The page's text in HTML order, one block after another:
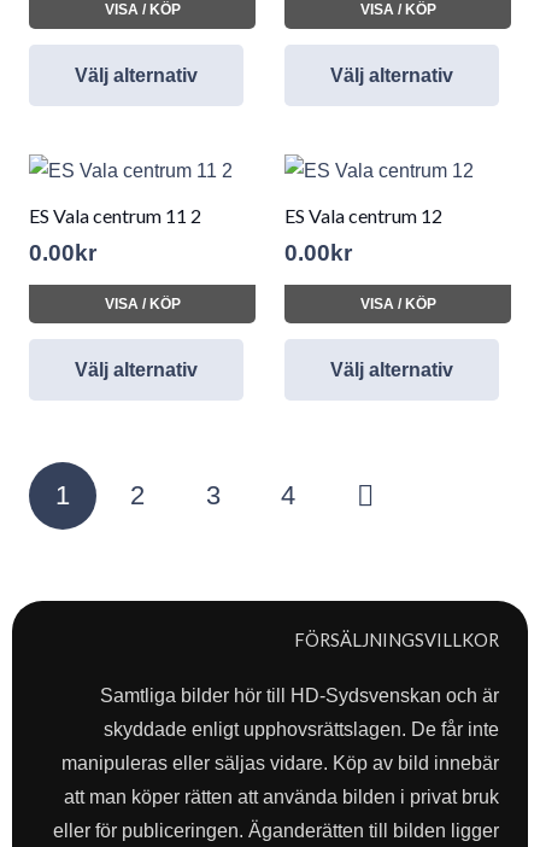
VISA / KÖP
Välj alternativ
VISA / KÖP
Välj alternativ
ES Vala centrum 11 2
0.00 kr
VISA / KÖP
Välj alternativ
ES Vala centrum 12
0.00 kr
VISA / KÖP
Välj alternativ
Sidnumrering
för
inlägg
1 2 3 4
FÖRSÄLJNINGSVILLKOR
Samtliga bilder hör till HD-Sydsvenskan och är
skyddade enligt upphovsrättslagen. De får inte
manipuleras eller säljas vidare. Köp av bild innebär
att man köper rätten att använda bilden i privat bruk
eller för publiceringen. Äganderätten till bilden ligger